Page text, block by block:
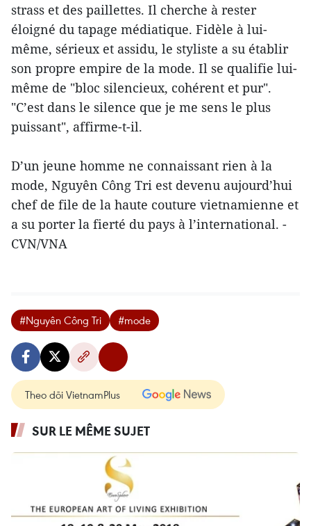
strass et des paillettes. Il cherche à rester
éloigné du tapage médiatique. Fidèle à lui-
même, sérieux et assidu, le styliste a su établir
son propre empire de la mode. Il se qualifie lui-
même de "bloc silencieux, cohérent et pur".
"C’est dans le silence que je me sens le plus
puissant", affirme-t-il.
D’un jeune homme ne connaissant rien à la
mode, Nguyên Công Tri est devenu aujourd’hui
chef de file de la haute couture vietnamienne et
a su porter la fierté du pays à l’international. -
CVN/VNA
#Nguyên Công Tri #mode
Theo dõi VietnamPlus
SUR LE MÊME SUJET